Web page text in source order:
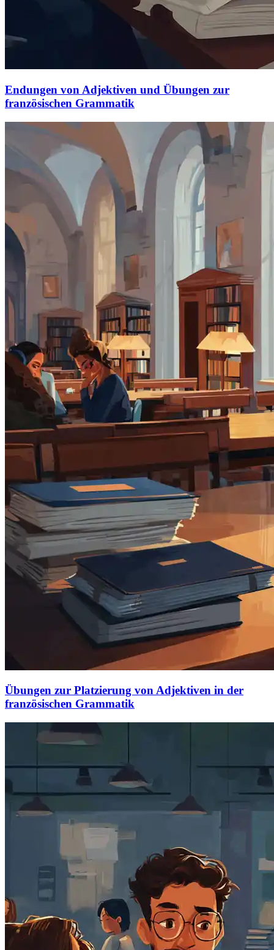
Endungen von Adjektiven und Übungen zur
französischen Grammatik
Übungen zur Platzierung von Adjektiven in der
französischen Grammatik